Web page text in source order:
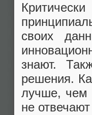
своих
знают.
решения.
лучше, чем
не